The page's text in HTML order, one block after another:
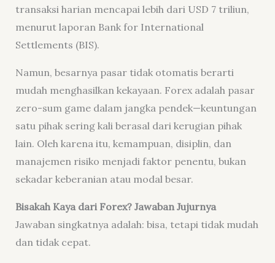
transaksi harian mencapai lebih dari USD 7 triliun,
menurut laporan Bank for International
Settlements (BIS).
Namun, besarnya pasar tidak otomatis berarti
mudah menghasilkan kekayaan. Forex adalah pasar
zero-sum game dalam jangka pendek—keuntungan
satu pihak sering kali berasal dari kerugian pihak
lain. Oleh karena itu, kemampuan, disiplin, dan
manajemen risiko menjadi faktor penentu, bukan
sekadar keberanian atau modal besar.
Bisakah Kaya dari Forex? Jawaban Jujurnya
Jawaban singkatnya adalah: bisa, tetapi tidak mudah
dan tidak cepat.